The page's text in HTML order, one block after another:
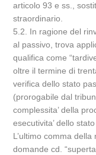
articolo 93 e ss.,
straordinario.
5.2. In ragione del
al passivo, trova
qualifica come
oltre il termine di
verifica dello stato
(prorogabile dal
complessita’ della
esecutivita’ dello stato
L’ultimo comma
domande cd.